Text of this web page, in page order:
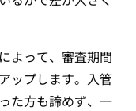
よって、審査期間
ップします。入管
た方も諦めず、一